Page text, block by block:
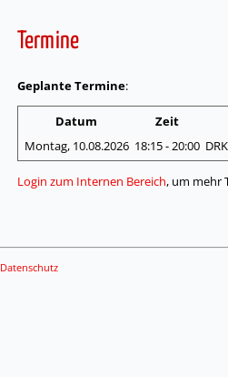
Termine
Geplante Termine:
Datum
Zeit
Montag, 10.08.2026 18:15- 20:00
Login zum Internen Bereich, um mehr
Datenschutz